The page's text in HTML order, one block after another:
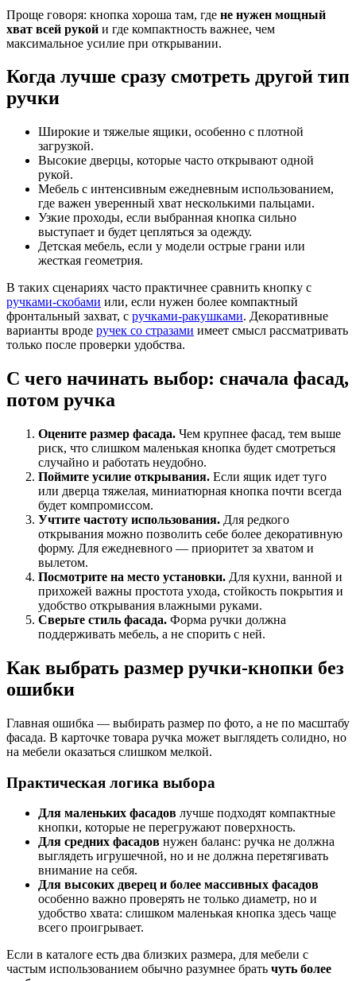
Проще говоря: кнопка хороша там, где не нужен мощный
хват всей рукой и где компактность важнее, чем
максимальное усилие при открывании.
Когда лучше сразу смотреть другой тип
ручки
Широкие и тяжелые ящики, особенно с плотной
загрузкой.
Высокие дверцы, которые часто открывают одной
рукой.
Мебель с интенсивным ежедневным использованием,
где важен уверенный хват несколькими пальцами.
Узкие проходы, если выбранная кнопка сильно
выступает и будет цепляться за одежду.
Детская мебель, если у модели острые грани или
жесткая геометрия.
В таких сценариях часто практичнее сравнить кнопку с
ручками-скобами или, если нужен более компактный
фронтальный захват, с ручками-ракушками. Декоративные
варианты вроде ручек со стразами имеет смысл рассматривать
только после проверки удобства.
С чего начинать выбор: сначала фасад,
потом ручка
Оцените размер фасада. Чем крупнее фасад, тем выше
риск, что слишком маленькая кнопка будет смотреться
случайно и работать неудобно.
Поймите усилие открывания. Если ящик идет туго
или дверца тяжелая, миниатюрная кнопка почти всегда
будет компромиссом.
Учтите частоту использования. Для редкого
открывания можно позволить себе более декоративную
форму. Для ежедневного — приоритет за хватом и
вылетом.
Посмотрите на место установки. Для кухни, ванной и
прихожей важны простота ухода, стойкость покрытия и
удобство открывания влажными руками.
Сверьте стиль фасада. Форма ручки должна
поддерживать мебель, а не спорить с ней.
Как выбрать размер ручки-кнопки без
ошибки
Главная ошибка — выбирать размер по фото, а не по масштабу
фасада. В карточке товара ручка может выглядеть солидно, но
на мебели оказаться слишком мелкой.
Практическая логика выбора
Для маленьких фасадов лучше подходят компактные
кнопки, которые не перегружают поверхность.
Для средних фасадов нужен баланс: ручка не должна
выглядеть игрушечной, но и не должна перетягивать
внимание на себя.
Для высоких дверец и более массивных фасадов
особенно важно проверять не только диаметр, но и
удобство хвата: слишком маленькая кнопка здесь чаще
всего проигрывает.
Если в каталоге есть два близких размера, для мебели с
частым использованием обычно разумнее брать чуть более